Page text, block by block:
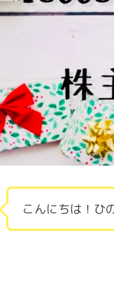
こんにちは！ひ